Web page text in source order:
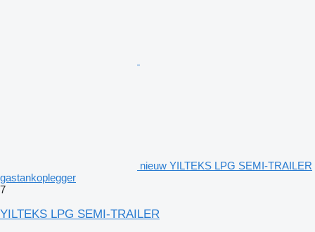
nieuw YILTEKS LPG SEMI-TRAILER
gastankoplegger
7
YILTEKS LPG SEMI-TRAILER